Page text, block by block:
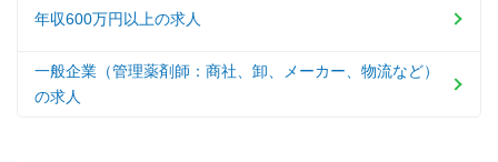
年収600万円以上の求人
一般企業（管理薬剤師：商社、卸、メーカー、物流など）
の求人